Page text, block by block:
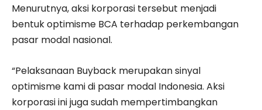
Menurutnya, aksi korporasi tersebut menjadi
bentuk optimisme BCA terhadap perkembangan
pasar modal nasional.
“Pelaksanaan Buyback merupakan sinyal
optimisme kami di pasar modal Indonesia. Aksi
korporasi ini juga sudah mempertimbangkan